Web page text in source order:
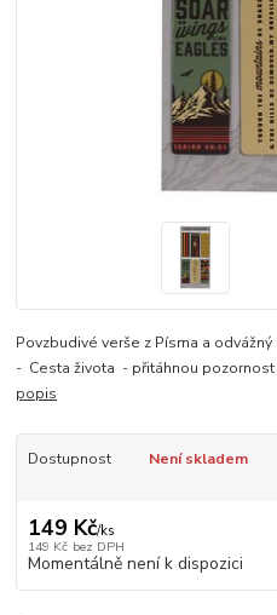
Povzbudivé verše z Písma a
- Cesta života - přitáhnou
popis
Dostupnost Není skladem
149 Kč/ks
149 Kč bez DPH
Momentálně není k dispozici